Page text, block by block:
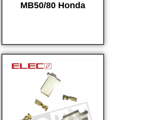
MB50/80 Honda